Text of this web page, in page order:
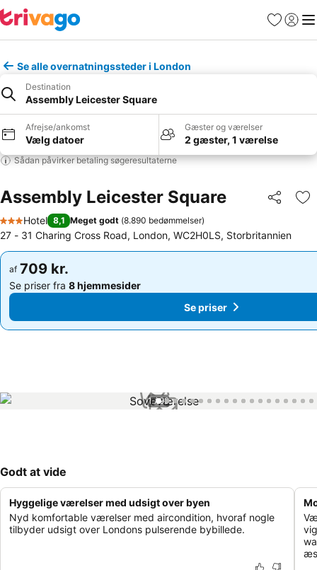
Favoritter
Log ind
Se alle overnatningssteder i London
Destination
Assembly Leicester Square
Afrejse/ankomst
Vælg datoer
Gæster og værelser
2 gæster, 1 værelse
Sådan påvirker betaling søgeresultaterne
Assembly Leicester Square Del
3 Stjerner
Hotel 8,1 Meget godt (8.890 bedømmelser)
27 - 31 Charing Cross Road, London, WC2H0LS, Storbritannien
af 709 kr.
Se priser fra 8 hjemmesider
af 709 kr.
Se priser fra 8 hjemmesider
Se priser
1 / 99
Godt at vide
Hyggelige værelser med udsigt over byen
Nyd komfortable værelser med aircondition, hvoraf nogle
tilbyder udsigt over Londons pulserende bybillede.